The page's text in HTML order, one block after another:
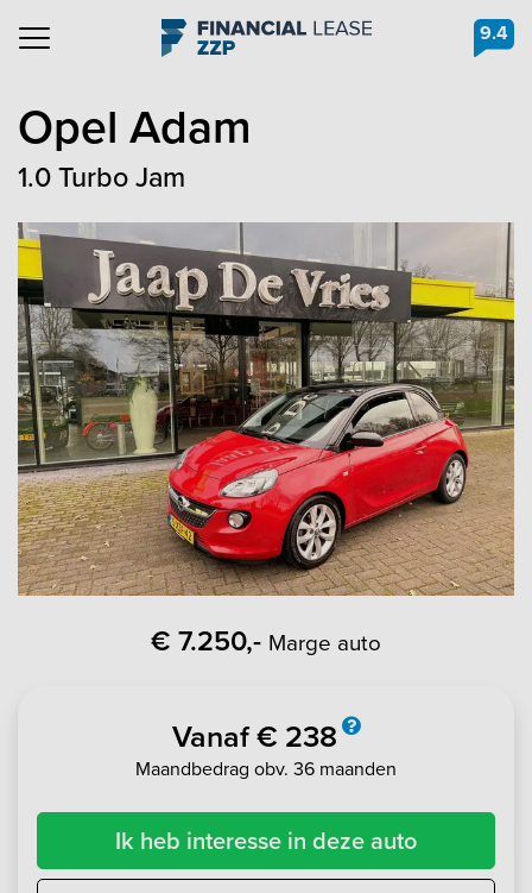
Navigation 9.4
Opel Adam
1.0 Turbo Jam
€ 7.250,- Marge auto
Vanaf € 238
Maandbedrag obv. 36 maanden
Ik heb interesse in deze auto